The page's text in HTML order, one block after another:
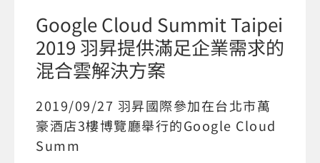
Google Cloud Summit Taipei
2019 羽昇提供滿足企業需求的
混合雲解決方案
2019/09/27 羽昇國際參加在台北市萬
豪酒店3樓博覽廳舉行的Google Cloud
Summ